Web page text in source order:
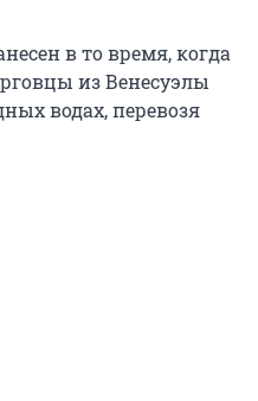
в то время, когда
из Венесуэлы
водах, перевозя